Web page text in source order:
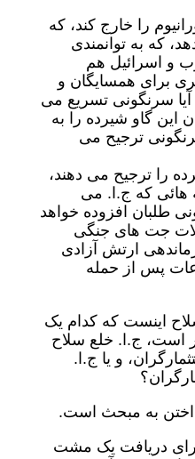
را خارج کند، که
که به توانمندی
و اسرائیل هم
برای همسایگان و
آیا سرنگونی تسریع می
این گاو شیرده را به
ترجیح می
را ترجیح می دهند،
هائی که ج.ا. می
طلبان افزوده خواهد
جت های جنگی
ارتش آزادی
پس از حمله
اینست که کدام یک
است، ج.ا. خلع سلاح
و یا ج.ا.
به مبحث است.
برای دریافت یک مشت